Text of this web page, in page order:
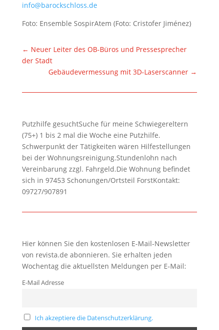
info@barockschloss.de
Foto: Ensemble SospirAtem (Foto: Cristofer Jiménez)
← Neuer Leiter des OB-Büros und Pressesprecher
der Stadt
Gebäudevermessung mit 3D-Laserscanner →
Putzhilfe gesuchtSuche für meine Schwiegereltern
(75+) 1 bis 2 mal die Woche eine Putzhilfe.
Schwerpunkt der Tätigkeiten wären Hilfestellungen
bei der Wohnungsreinigung.Stundenlohn nach
Vereinbarung zzgl. Fahrgeld.Die Wohnung befindet
sich in 97453 Schonungen/Ortsteil ForstKontakt:
09727/907891
Hier können Sie den kostenlosen E-Mail-Newsletter
von revista.de abonnieren. Sie erhalten jeden
Wochentag die aktuellsten Meldungen per E-Mail:
E-Mail Adresse
Ich akzeptiere die Datenschutzerklärung.